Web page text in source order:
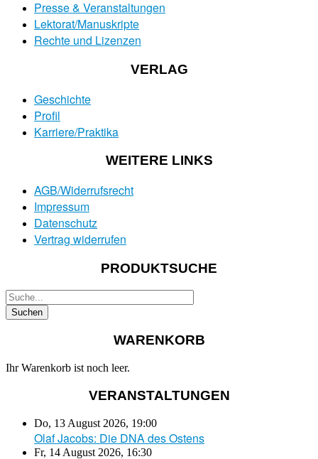
Presse & Veranstaltungen
Lektorat/Manuskripte
Rechte und Lizenzen
VERLAG
Geschichte
Profil
Karriere/Praktika
WEITERE LINKS
AGB/Widerrufsrecht
Impressum
Datenschutz
Vertrag widerrufen
PRODUKTSUCHE
WARENKORB
Ihr Warenkorb ist noch leer.
VERANSTALTUNGEN
Do, 13 August 2026, 19:00
Olaf Jacobs: Die DNA des Ostens
Fr, 14 August 2026, 16:30